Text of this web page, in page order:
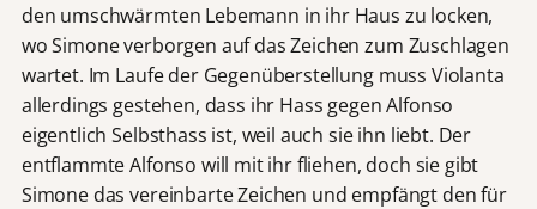
den umschwärmten Lebemann in ihr Haus zu locken,
wo Simone verborgen auf das Zeichen zum Zuschlagen
wartet. Im Laufe der Gegenüberstellung muss Violanta
allerdings gestehen, dass ihr Hass gegen Alfonso
eigentlich Selbsthass ist, weil auch sie ihn liebt. Der
entflammte Alfonso will mit ihr fliehen, doch sie gibt
Simone das vereinbarte Zeichen und empfängt den für